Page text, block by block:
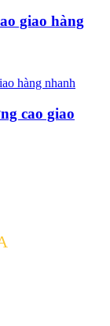
giao hàng
cao giao